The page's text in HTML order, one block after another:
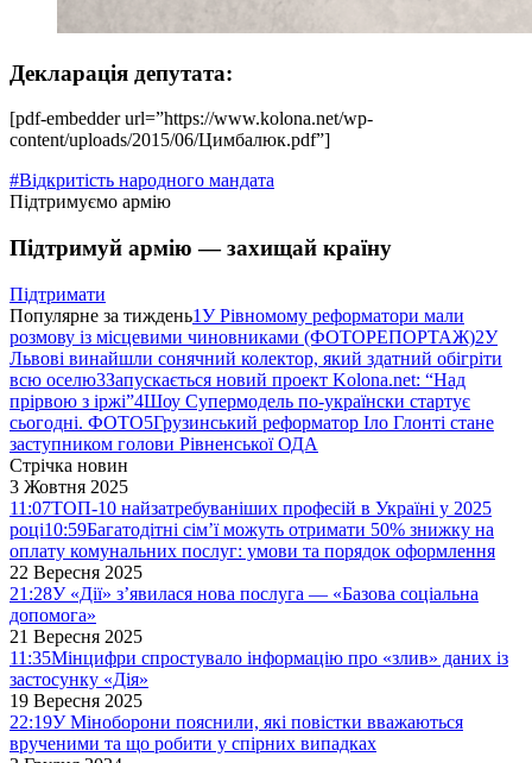
Декларація депутата:
[pdf-embedder url=”https://www.kolona.net/wp-
content/uploads/2015/06/Цимбалюк.pdf”]
#Відкритість народного мандата
Підтримуємо армію
Підтримуй армію — захищай країну
Підтримати
Популярне за тиждень1У Рівномому реформатори мали
розмову із місцевими чиновниками (ФОТОРЕПОРТАЖ)2У
Львові винайшли сонячний колектор, який здатний обігріти
всю оселю3Запускається новий проект Kolona.net: “Над
прірвою з іржі”4Шоу Супермодель по-українски стартує
сьогодні. ФОТО5Грузинський реформатор Іло Глонті стане
заступником голови Рівненської ОДА
Стрічка новин
3 Жовтня 2025
11:07ТОП-10 найзатребуваніших професій в Україні у 2025
році10:59Багатодітні сім’ї можуть отримати 50% знижку на
оплату комунальних послуг: умови та порядок оформлення
22 Вересня 2025
21:28У «Дії» з’явилася нова послуга — «Базова соціальна
допомога»
21 Вересня 2025
11:35Мінцифри спростувало інформацію про «злив» даних із
застосунку «Дія»
19 Вересня 2025
22:19У Міноборони пояснили, які повістки вважаються
врученими та що робити у спірних випадках